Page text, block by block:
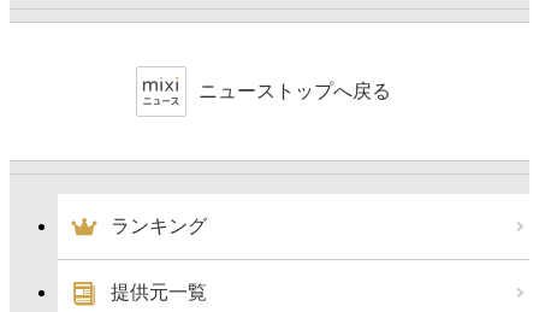
ニューストップへ戻る
ランキング
提供元一覧